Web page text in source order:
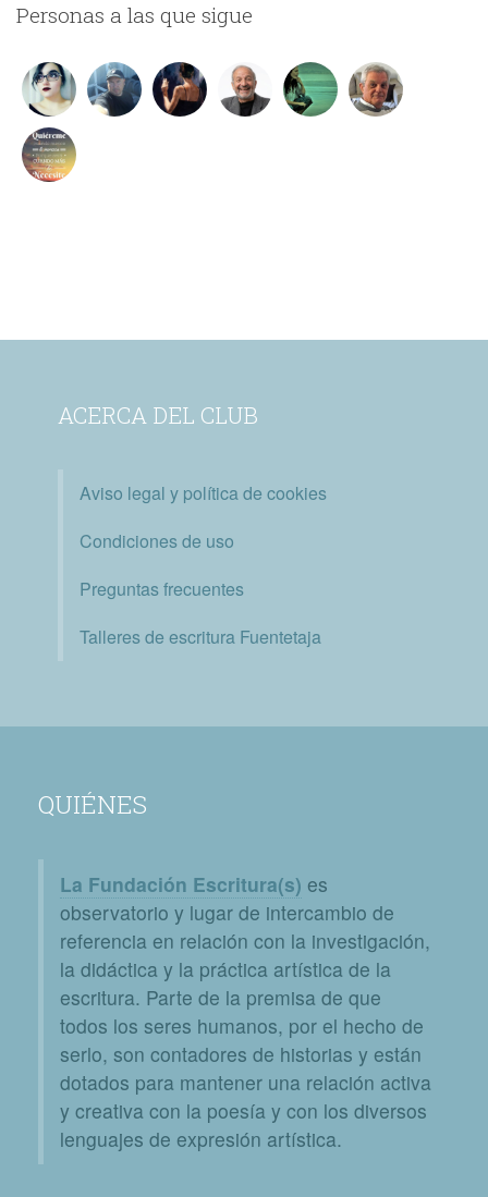
Personas a las que sigue
ACERCA DEL CLUB
Aviso legal y política de cookies
Condiciones de uso
Preguntas frecuentes
Talleres de escritura Fuentetaja
QUIÉNES
La Fundación Escritura(s) es
observatorio y lugar de intercambio de
referencia en relación con la investigación,
la didáctica y la práctica artística de la
escritura. Parte de la premisa de que
todos los seres humanos, por el hecho de
serlo, son contadores de historias y están
dotados para mantener una relación activa
y creativa con la poesía y con los diversos
lenguajes de expresión artística.